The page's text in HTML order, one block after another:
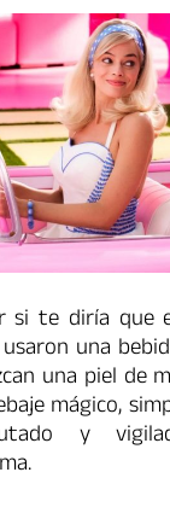
si te diría que
una
una piel de
mágico,
y